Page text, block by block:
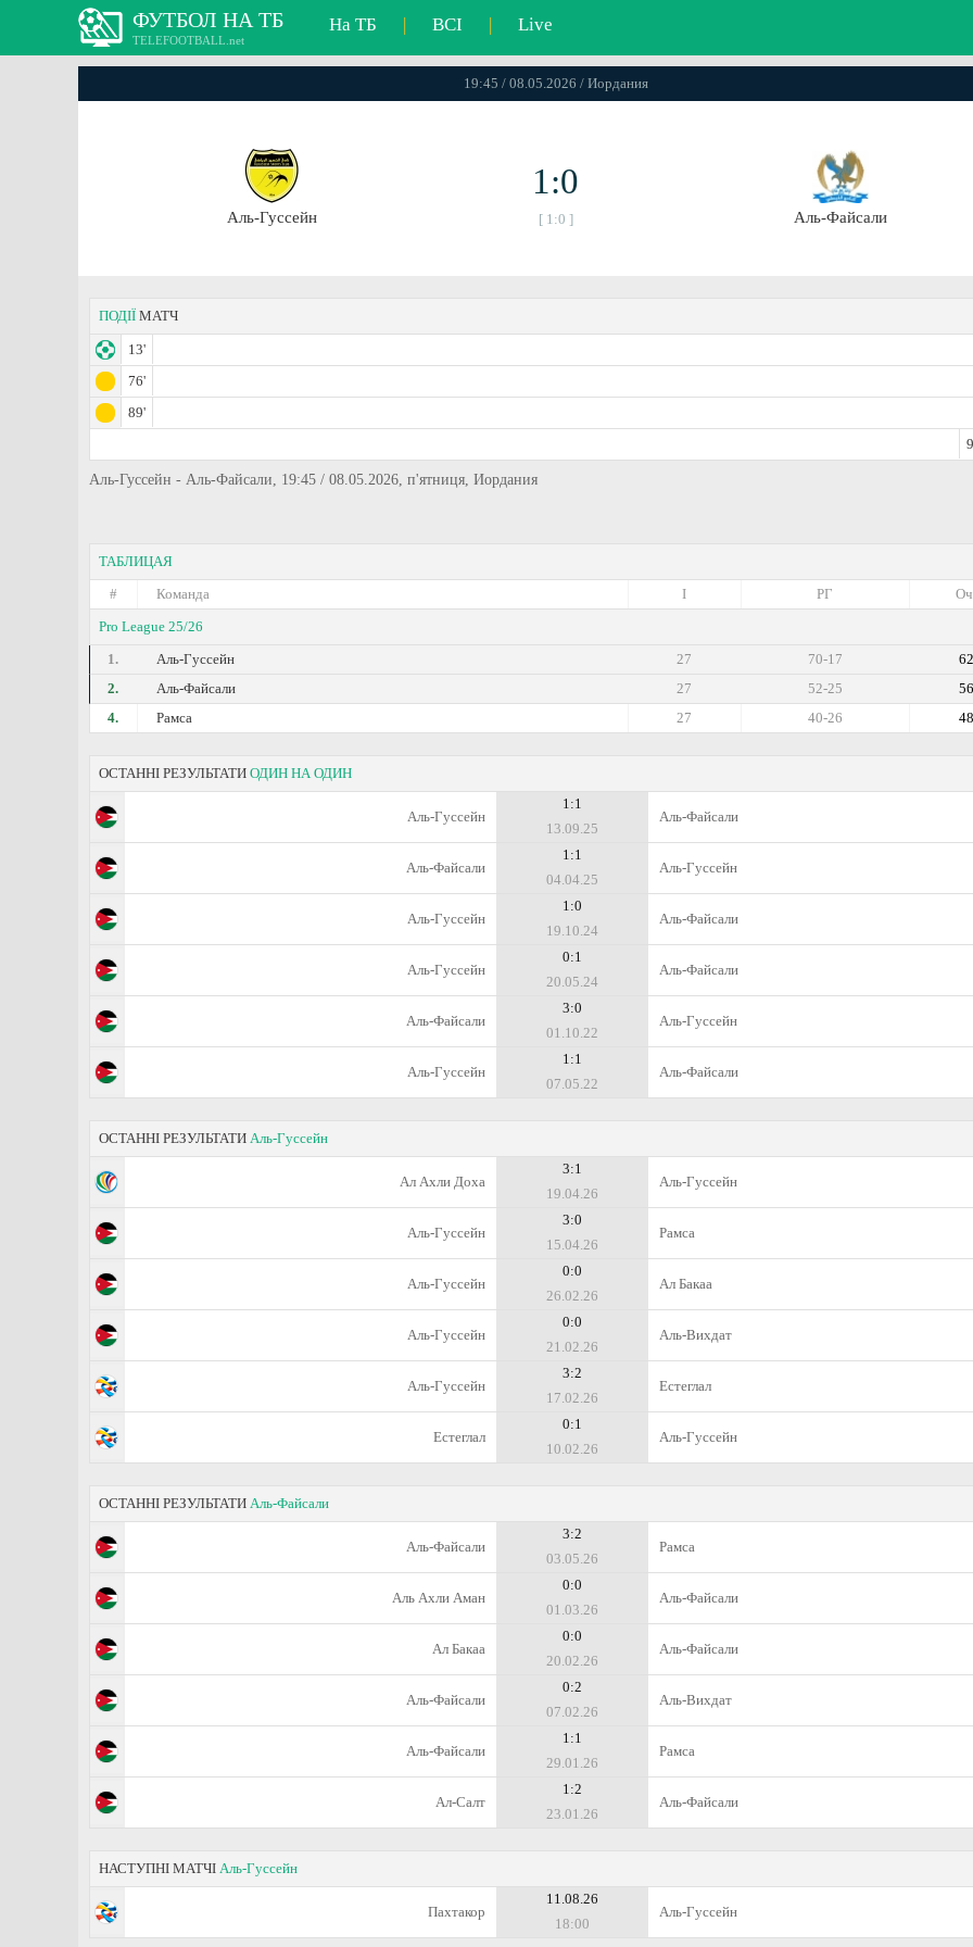
ФУТБОЛ НА ТБ
TELEFOOTBALL.net
На ТБ | ВСІ | Live
19:45 / 08.05.2026 / Иордания
Аль-Гуссейн
1:0
[ 1:0 ] Аль-Файсали
ПОДІЇ МАТЧ
13'
76'
89'
Аль-Гуссейн - Аль-Файсали, 19:45 / 08.05.2026, п'ятниця, Иордания
ТАБЛИЦАЯ
#
Команда РГ
I
Pro League 25/26
1.
Аль-Гуссейн 62
70-17
27
2.
Аль-Файсали 56
52-25
27
4.
Рамса 48
40-26
27
ОСТАННІ РЕЗУЛЬТАТИ ОДИН НА ОДИН
Аль-Гуссейн
1:1
13.09.25
Аль-Файсали
Аль-Файсали
1:1
04.04.25
Аль-Гуссейн
Аль-Гуссейн
1:0
19.10.24
Аль-Файсали
Аль-Гуссейн
0:1
20.05.24
Аль-Файсали
Аль-Файсали
3:0
01.10.22
Аль-Гуссейн
Аль-Гуссейн
1:1
07.05.22
Аль-Файсали
ОСТАННІ РЕЗУЛЬТАТИ Аль-Гуссейн
Ал Ахли Доха
3:1
19.04.26
Аль-Гуссейн
Аль-Гуссейн
3:0
15.04.26
Рамса
Аль-Гуссейн
0:0
26.02.26
Ал Бакаа
Аль-Гуссейн
0:0
21.02.26
Аль-Вихдат
Аль-Гуссейн
3:2
17.02.26
Естеглал
Естеглал
0:1
10.02.26
Аль-Гуссейн
ОСТАННІ РЕЗУЛЬТАТИ Аль-Файсали
Аль-Файсали
3:2
03.05.26
Рамса
Аль Ахли Аман
0:0
01.03.26
Аль-Файсали
Ал Бакаа
0:0
20.02.26
Аль-Файсали
Аль-Файсали
0:2
07.02.26
Аль-Вихдат
Аль-Файсали
1:1
29.01.26
Рамса
Ал-Салт
1:2
23.01.26
Аль-Файсали
НАСТУПНІ МАТЧІ Аль-Гуссейн
Пахтакор
11.08.26
18:00
Аль-Гуссейн